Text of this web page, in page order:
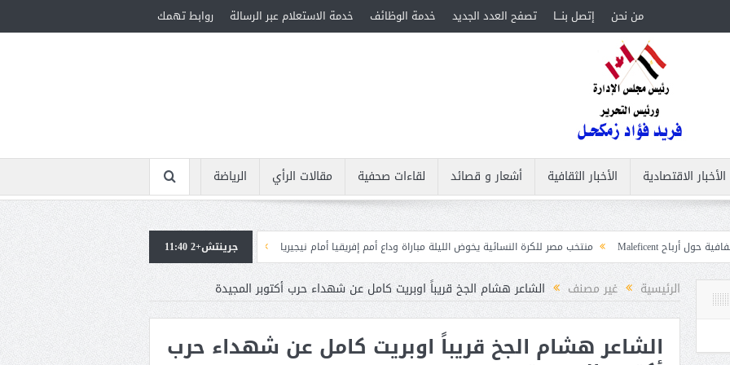
من نحن إتصل بنـــا تصفح العدد الجديد خدمة الوظائف خدمة الاستعلام عبر الرسالة روابط تهمك
الأخبار الاقتصادية الأخبار الثقافية أشعار و قصائد لقاءات صحفية مقالات الرأي
الرياضة
منتخب مصر للكرة النسائية يخوض الليلة مباراة وداع أمم إفريقيا أمام نيجيريا
استقبال جماهيرى حاشد لمحمد صلاح لدى وصوله إلى تركيا لإتمام انتقاله
جرينتش+2 11:40
الرئيسية غير مصنف الشاعر هشام الجخ قريباً اوبريت كامل عن شهداء حرب أكتوبر المجيدة
الشاعر هشام الجخ قريباً اوبريت كامل عن شهداء حرب